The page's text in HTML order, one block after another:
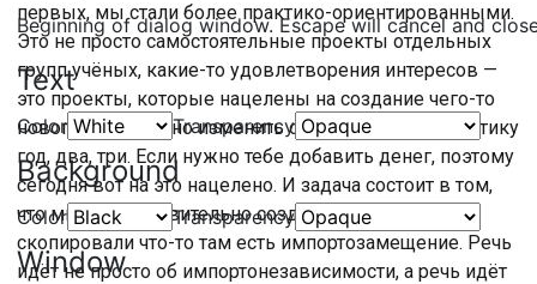
Beginning of dialog window. Escape will cancel and
Text
Color Transparency
Background
Color Transparency
Window
первых, мы стали более практико-ориентированными.
Это не просто самостоятельные проекты отдельных
групп учёных, какие-то удовлетворения интересов —
это проекты, которые нацелены на создание чего-то
нового, что должно изменить существующую практику
год, два, три. Если нужно тебе добавить денег, поэтому
сегодня вот на это нацелено. И задача состоит в том,
что мы бы действительно создали, не просто
скопировали что-то там есть импортозамещение. Речь
идёт не просто об импортонезависимости, а речь идёт